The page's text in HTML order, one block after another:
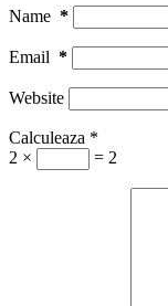
Name *
Email *
Website
Calculeaza *
2 ×
= 2